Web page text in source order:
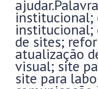
institucional;
institucional;
de sites;
atualização
visual; site
site para